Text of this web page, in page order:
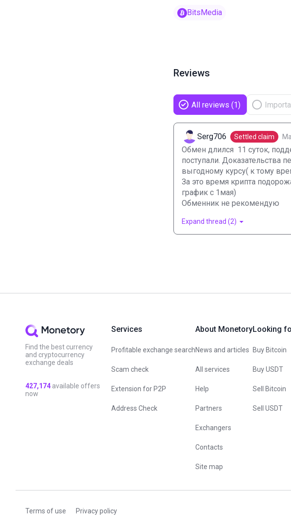
BitsMedia
Reviews
All reviews (1)
Serg706 Settled claim
Обмен длился  11 суток,
поступали. Доказательства
выгодному курсу( к тому
За это время крипта
график с 1мая)
Обменник не рекомендую
Expand thread (2)
Find the best currency
and cryptocurrency
exchange deals
427,174 available offers
now
Services
Profitable exchange search
Scam check
Extension for P2P
Address Check
About Monetory
News and articles
All services
Help
Partners
Exchangers
Contacts
Site map
Looking
Buy Bitcoin
Buy USDT
Sell Bitcoin
Sell USDT
Terms of use Privacy policy